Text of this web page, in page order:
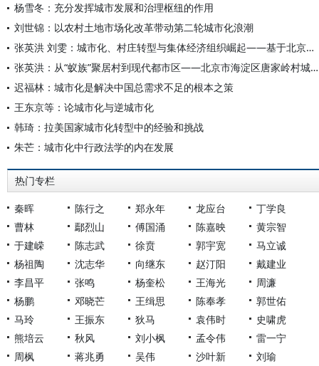
杨雪冬：充分发挥城市发展和治理枢纽的作用
刘世锦：以农村土地市场化改革带动第二轮城市化浪潮
张英洪 刘雯：城市化、村庄转型与集体经济组织崛起——基于北京市海淀区东升镇八家村及八家股份社的调查与思考
张英洪：从“蚁族”聚居村到现代都市区——北京市海淀区唐家岭村城市化转型的调查与思考
迟福林：城市化是解决中国总需求不足的根本之策
王东京等：论城市化与逆城市化
韩琦：拉美国家城市化转型中的经验和挑战
朱芒：城市化中行政法学的内在发展
热门专栏
秦晖 陈行之 郑永年 龙应台
丁学良
曹林
鄢烈山 傅国涌 陈嘉映
黄宗智
于建嵘
陈志武 徐贲 郭宇宽
马立诚
杨祖陶
沈志华 向继东 赵汀阳
戴建业
李昌平
张鸣 杨奎松 王海光
周濂
杨鹏
邓晓芒 王缉思 陈奉孝
郭世佑
马玲
王振东 狄马 袁伟时
史啸虎
熊培云
秋风 刘小枫 孟令伟
雷一宁
周枫
蒋兆勇 吴伟 沙叶新 刘瑜